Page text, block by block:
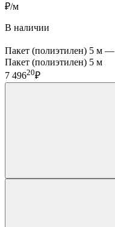
₽/м
В наличии
Пакет (полиэтилен) 5 м —
Пакет (полиэтилен) 5 м
7 49620₽